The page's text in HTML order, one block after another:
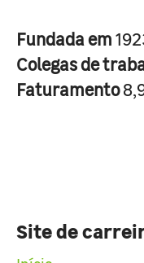
Fundada em
Colegas de
Faturamento
Site de